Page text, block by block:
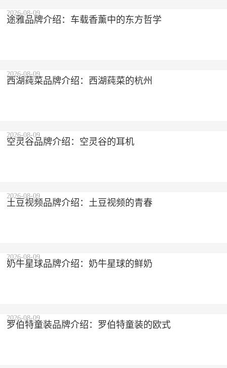
途雅品牌介绍：车载香薰中的东方哲学
2026-08-09
西湖莼菜品牌介绍：西湖莼菜的杭州
2026-08-09
空灵谷品牌介绍：空灵谷的耳机
2026-08-09
土豆视频品牌介绍：土豆视频的青春
2026-08-09
奶牛星球品牌介绍：奶牛星球的鲜奶
2026-08-09
罗伯特童装品牌介绍：罗伯特童装的欧式
2026-08-09